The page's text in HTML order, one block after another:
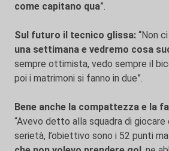
come capitano qua”.
Sul futuro il tecnico glissa: “Non
una settimana e vedremo cosa
sempre ottimista, vedo sempre il
poi i matrimoni si fanno in due”.
Bene anche la compattezza e la
“Avevo detto alla squadra di giocare
serietà, l’obiettivo sono i 52 punti ma